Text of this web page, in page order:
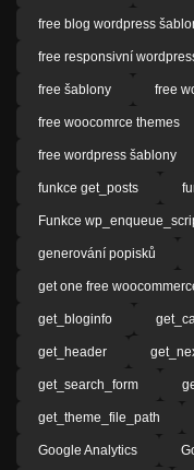
free blog wordpress
free responsivní
free šablony free
free woocomrce themes
free wordpress šablony
funkce get_posts
Funkce
generování popisků
get one free
get_bloginfo
get_header
get_search_form
get_theme_file_path
Google Analytics